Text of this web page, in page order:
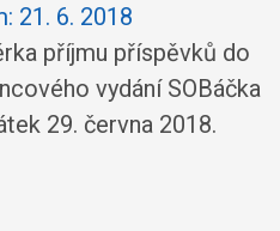
21. 6. 2018
příjmu příspěvků do
vydání SOBáčka
29. června 2018.